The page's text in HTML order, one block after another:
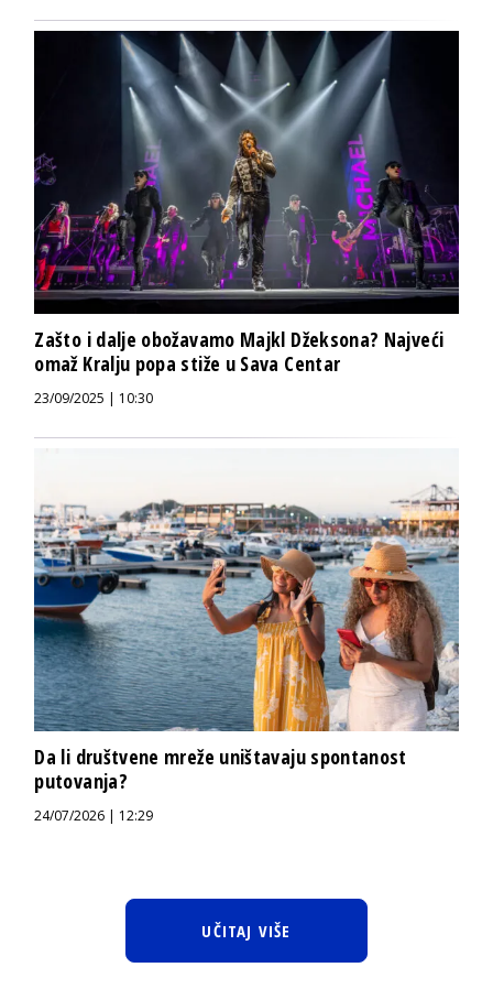
Zašto i dalje obožavamo Majkl Džeksona? Najveći
omaž Kralju popa stiže u Sava Centar
23/09/2025 | 10:30
Da li društvene mreže uništavaju spontanost
putovanja?
24/07/2026 | 12:29
UČITAJ VIŠE